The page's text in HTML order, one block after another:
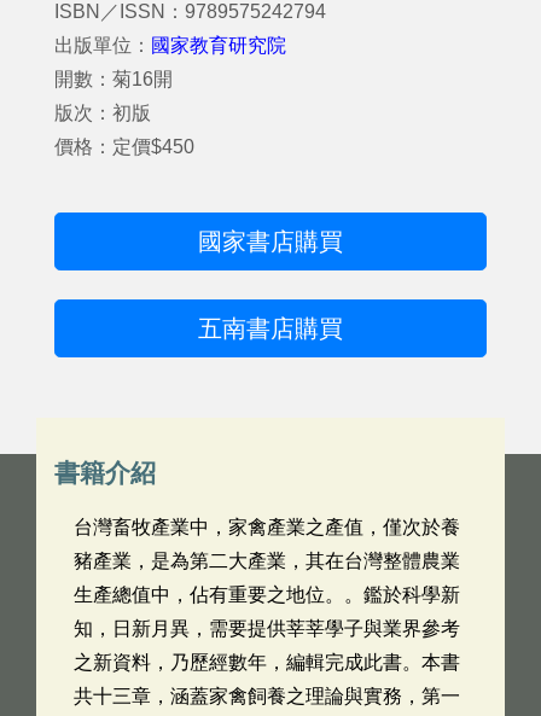
ISBN／ISSN：9789575242794
出版單位： 國家教育研究院
開數：菊16開
版次：初版
價格：定價$450
國家書店購買
五南書店購買
書籍介紹
台灣畜牧產業中，家禽產業之產值，僅次於養
豬產業，是為第二大產業，其在台灣整體農業
生產總值中，佔有重要之地位。。鑑於科學新
知，日新月異，需要提供莘莘學子與業界參考
之新資料，乃歷經數年，編輯完成此書。本書
共十三章，涵蓋家禽飼養之理論與實務，第一